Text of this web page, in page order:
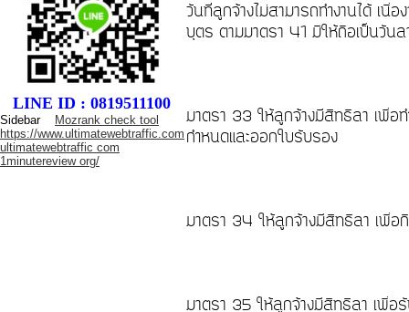
LINE ID : 0819511100
Sidebar
Mozrank check tool
https://www.ultimatewebtraffic.com
ultimatewebtraffic com
1minutereview org/
วันที่ลูกจ้างไม่สามารถทำงานได้ เนื่
บุตร ตามมาตรา 41 มิให้ถือเป็นวัน
มาตรา 33 ให้ลูกจ้างมีสิทธิลา เพื่อ
กำหนดและออกใบรับรอง
มาตรา 34 ให้ลูกจ้างมีสิทธิลา เพื่อ
มาตรา 35 ให้ลูกจ้างมีสิทธิลา เพื่อ